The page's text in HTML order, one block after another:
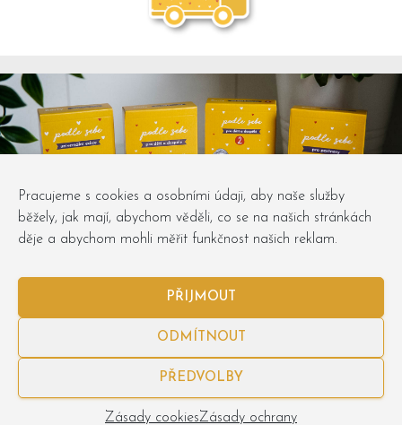
Pracujeme s cookies a osobními údaji, aby naše služby
běžely, jak mají, abychom věděli, co se na našich stránkách
děje a abychom mohli měřit funkčnost našich reklam.
PŘIJMOUT
ODMÍTNOUT
PŘEDVOLBY
Zásady cookiesZásady ochrany
Obchůdky objednavky@podlesebe.cz